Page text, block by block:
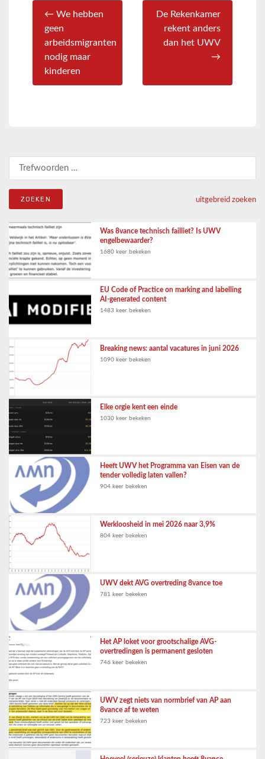
← We hebben
geen
arbeidsmigranten
nodig maar
kinderen
De Rekenkamer
rekent anders
dan het UWV
→
Zoeken naar:
uitgebreid zoeken
Was 8vance technisch failliet? Is UWV
engelbewaarder?
1680 keer bekeken
EU Code of Practice on marking and labelling
AI-generated content
1483 keer bekeken
Breaking news: aantal vacatures in juni 2026
1090 keer bekeken
Elke orgie kent een einde
1030 keer bekeken
Heeft UWV het Programma van Eisen van de
tender volledig laten vallen?
904 keer bekeken
Werkloosheid in mei 2026 naar 3,9%
804 keer bekeken
UWV dekt AVG overtreding 8vance toe
781 keer bekeken
Het AP loket voor grootschalige AVG-
overtredingen is permanent gesloten
746 keer bekeken
UWV zegt niets van normbrief van AP aan
8vance af te weten
723 keer bekeken